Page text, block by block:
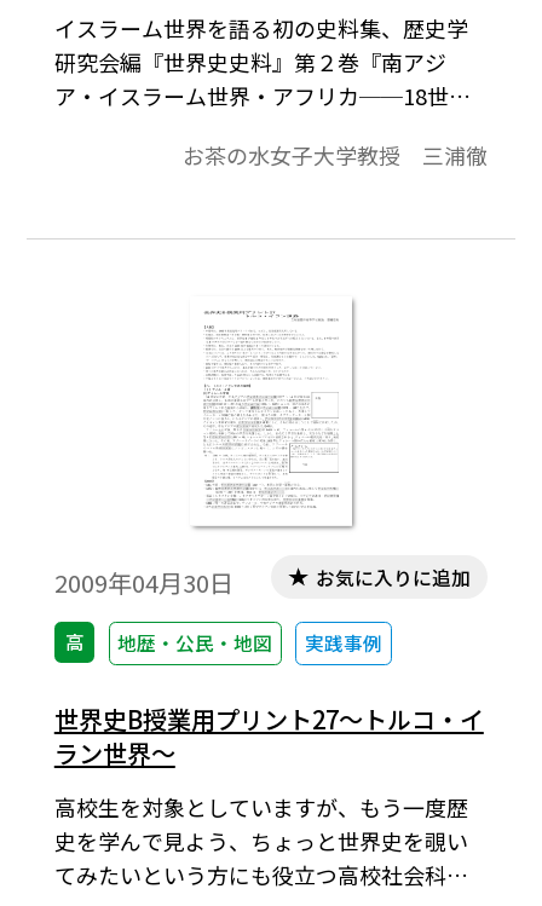
イスラーム世界を語る初の史料集、歴史学
研究会編『世界史史料』第２巻『南アジ
ア・イスラーム世界・アフリカ──18世紀
学校教育において史料を用いることの意味
お茶の水女子大学教授 三浦徹
2009年04月30日
高 地歴・公民・地図 実践事例
お気に入りに追加
世界史B授業用プリント27～トルコ・イ
ラン世界～
高校生を対象としていますが、もう一度歴
史を学んで見よう、ちょっと世界史を覗い
てみたいという方にも役立つ高校社会科の